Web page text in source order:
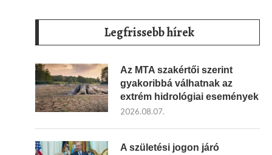
Legfrissebb hírek
Az MTA szakértői szerint
gyakoribbá válhatnak az
extrém hidrológiai események
2026.08.07.
A születési jogon járó